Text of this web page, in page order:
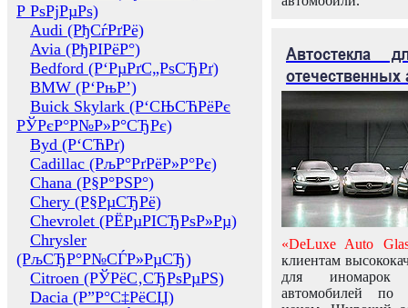
Р РѕРјРµРѕ)
Audi (РђСѓРґРё)
Avia (РђРІРёР°)
Bedford (Р‘РµРґС„РѕСЂРґ)
BMW (Р‘РњР’)
Buick Skylark (Р‘СЊСЋРёРє
РЎРєР°Р№Р»Р°СЂРє)
Byd (Р‘СЋРґ)
Cadillac (РљР°РґРёР»Р°Рє)
Chana (Р§Р°РЅР°)
Chery (Р§РµСЂРё)
Chevrolet (РЁРµРІСЂРѕР»Рµ)
Chrysler
(РљСЂР°Р№СЃР»РµСЂ)
Citroen (РЎРёС‚СЂРѕРµРЅ)
Dacia (Р”Р°С‡РёСЏ)
Автостекла
отечественных
«DeLuxe Auto
клиентам
для иномарок
автомобилей